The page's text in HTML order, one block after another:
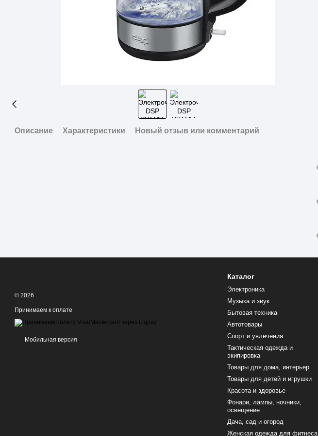
Описание Характеристики Новый отзыв или комментарий
© 2026
Принимаем к оплате
Мобильная версия
Каталог
Электроника
Музыка и звук
Бытовая техника
Автотовары
Спорт и увлечения
Тактическая одежда и
экипировка
Товары для дома, интерьер
Товары для детей и игрушки
Красота и здоровье
Фонари, лампы, ночники,
освещение
Дача, сад и огород
Женская одежда для фитнеса